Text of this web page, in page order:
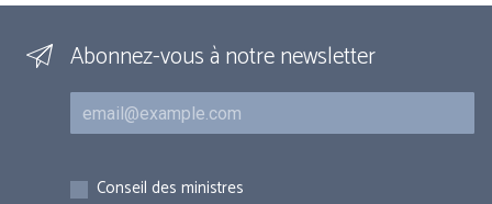
Abonnez-vous à notre newsletter
Courriel
Inscriptions
Conseil des ministres